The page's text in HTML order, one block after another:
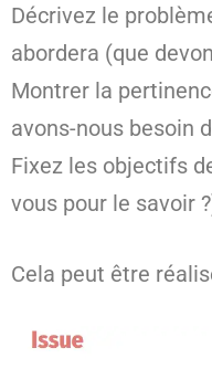
Décrivez le
abordera (que
Montrer la
avons-nous besoin
Fixez les objectifs
vous pour le savoir
Cela peut être